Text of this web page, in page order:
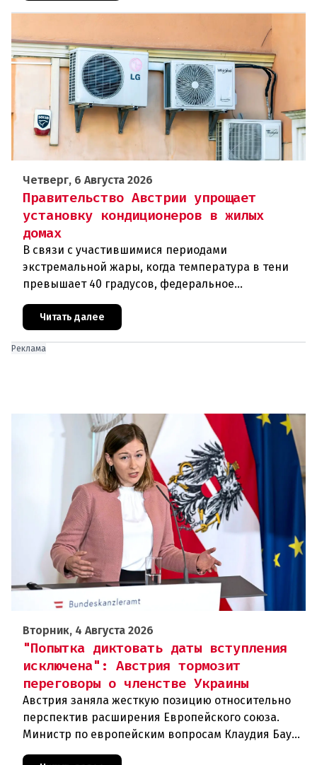
Четверг, 6 Августа 2026
Правительство Австрии упрощает
установку кондиционеров в жилых
домах
В связи с участившимися периодами
экстремальной жары, когда температура в тени
превышает 40 градусов, федеральное
проблемы перегрева жилых помещений. В среду н
Читать далее
Реклама
Вторник, 4 Августа 2026
"Попытка диктовать даты вступления
исключена": Австрия тормозит
переговоры о членстве Украины
Австрия заняла жесткую позицию относительно
перспектив расширения Европейского союза.
Министр по европейским вопросам Клаудия Бауэр
(ÖVP) категорически исключила возможность